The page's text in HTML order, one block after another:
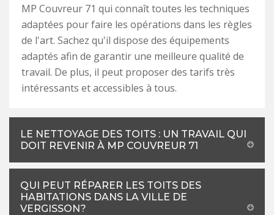
MP Couvreur 71 qui connaît toutes les techniques
adaptées pour faire les opérations dans les règles
de l'art. Sachez qu'il dispose des équipements
adaptés afin de garantir une meilleure qualité de
travail. De plus, il peut proposer des tarifs très
intéressants et accessibles à tous.
LE NETTOYAGE DES TOITS : UN TRAVAIL QUI
DOIT REVENIR À MP COUVREUR 71
QUI PEUT RÉPARER LES TOITS DES
HABITATIONS DANS LA VILLE DE
VERGISSON?